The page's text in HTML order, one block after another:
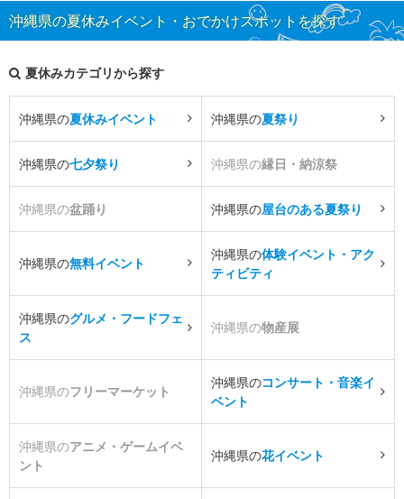
沖縄県の夏休みイベント・おでかけスポットを探す
夏休みカテゴリから探す
沖縄県の夏休みイベント 沖縄県の夏祭り
沖縄県の七夕祭り 沖縄県の縁日・納涼祭
沖縄県の盆踊り 沖縄県の屋台のある夏祭り
沖縄県の無料イベント
沖縄県の体験イベント・アク
ティビティ
沖縄県のグルメ・フードフェ
ス
沖縄県の物産展
沖縄県のフリーマーケット
沖縄県のコンサート・音楽イ
ベント
沖縄県のアニメ・ゲームイベ
ント
沖縄県の花イベント